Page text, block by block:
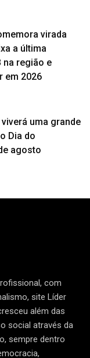
virada
a última
na região e
em 2026
uma grande
Dia do
agosto
com
site Líder
além das
social através da
sempre dentro